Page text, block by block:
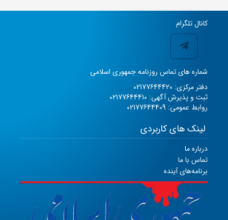
کانال تلگرام
شماره های تماس روزنامه جمهوری اسلامی
دفتر مرکزی: 02177644420
ثبت و پذیرش آگهی: 02177644410
روابط عمومی: 02177644409
لینک های کاربردی
درباره ما
تماس با ما
برنامه‌های آینده